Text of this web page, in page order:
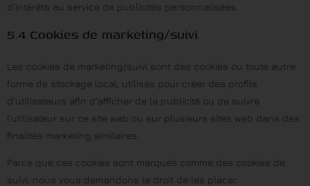
d’intérêts au service de publicités personnalisées.
5.4 Cookies de marketing/suivi
Les cookies de marketing/suivi sont des cookies ou toute autre
forme de stockage local, utilisés pour créer des profils
d’utilisateurs afin d’afficher de la publicité ou de suivre
l’utilisateur sur ce site web ou sur plusieurs sites web dans des
finalités marketing similaires.
Parce que ces cookies sont marqués comme des cookies de
suivi, nous vous demandons le droit de les placer.